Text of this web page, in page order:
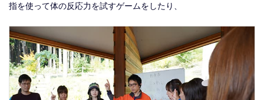
指を使って体の反応力を試すゲームをしたり、